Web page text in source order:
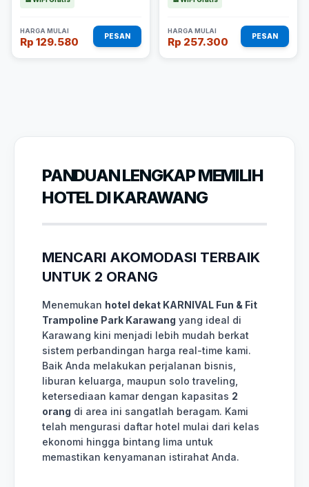
HARGA MULAI
Rp 129.580 PESAN
HARGA MULAI
Rp 257.300 PESAN
PANDUAN LENGKAP MEMILIH
HOTEL DI KARAWANG
MENCARI AKOMODASI TERBAIK
UNTUK 2 ORANG
Menemukan hotel dekat KARNIVAL Fun & Fit
Trampoline Park Karawang yang ideal di
Karawang kini menjadi lebih mudah berkat
sistem perbandingan harga real-time kami.
Baik Anda melakukan perjalanan bisnis,
liburan keluarga, maupun solo traveling,
ketersediaan kamar dengan kapasitas 2
orang di area ini sangatlah beragam. Kami
telah mengurasi daftar hotel mulai dari kelas
ekonomi hingga bintang lima untuk
memastikan kenyamanan istirahat Anda.